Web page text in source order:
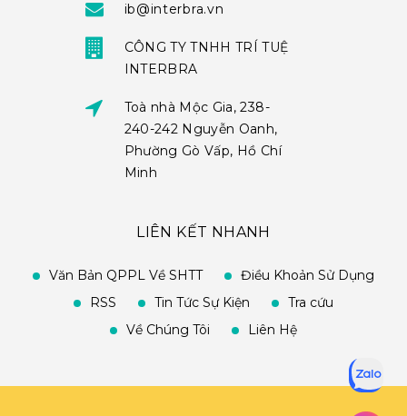
ib@interbra.vn
CÔNG TY TNHH TRÍ TUỆ
INTERBRA
Toà nhà Mộc Gia, 238-
240-242 Nguyễn Oanh,
Phường Gò Vấp, Hồ Chí
Minh
LIÊN KẾT NHANH
Văn Bản QPPL Về SHTT
Điều Khoản Sử Dụng
RSS
Tin Tức Sự Kiện
Tra cứu
Về Chúng Tôi
Liên Hệ